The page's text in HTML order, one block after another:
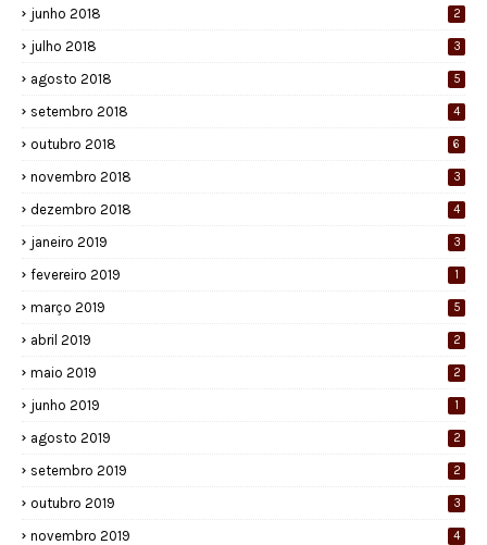
junho 2018 2
julho 2018 3
agosto 2018 5
setembro 2018 4
outubro 2018 6
novembro 2018 3
dezembro 2018 4
janeiro 2019 3
fevereiro 2019 1
março 2019 5
abril 2019 2
maio 2019 2
junho 2019 1
agosto 2019 2
setembro 2019 2
outubro 2019 3
novembro 2019 4